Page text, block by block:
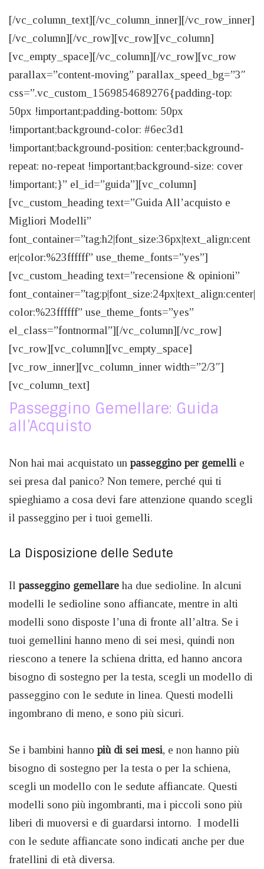
[/vc_column_text][/vc_column_inner][/vc_row_inner]
[/vc_column][/vc_row][vc_row][vc_column]
[vc_empty_space][/vc_column][/vc_row][vc_row
parallax=”content-moving” parallax_speed_bg=”3″
css=”.vc_custom_1569854689276{padding-top:
50px !important;padding-bottom: 50px
!important;background-color: #6ec3d1
!important;background-position: center;background-
repeat: no-repeat !important;background-size: cover
!important;}” el_id=”guida”][vc_column]
[vc_custom_heading text=”Guida All’acquisto e
Migliori Modelli”
font_container=”tag:h2|font_size:36px|text_align:cent
er|color:%23ffffff” use_theme_fonts=”yes”]
[vc_custom_heading text=”recensione & opinioni”
font_container=”tag:p|font_size:24px|text_align:center|
color:%23ffffff” use_theme_fonts=”yes”
el_class=”fontnormal”][/vc_column][/vc_row]
[vc_row][vc_column][vc_empty_space]
[vc_row_inner][vc_column_inner width=”2/3″]
[vc_column_text]
Passeggino Gemellare: Guida
all’Acquisto
Non hai mai acquistato un passeggino per gemelli e
sei presa dal panico? Non temere, perché qui ti
spieghiamo a cosa devi fare attenzione quando scegli
il passeggino per i tuoi gemelli.
La Disposizione delle Sedute
Il passeggino gemellareha due sedioline. In alcuni
modelli le sedioline sono affiancate, mentre in alti
modelli sono disposte l’una di fronte all’altra. Se i
tuoi gemellini hanno meno di sei mesi, quindi non
riescono a tenere la schiena dritta, ed hanno ancora
bisogno di sostegno per la testa, scegli un modello di
passeggino con le sedute in linea. Questi modelli
ingombrano di meno, e sono più sicuri.
Se i bambini hanno più di sei mesi, e non hanno più
bisogno di sostegno per la testa o per la schiena,
scegli un modello con le sedute affiancate. Questi
modelli sono più ingombranti, ma i piccoli sono più
liberi di muoversi e di guardarsi intorno. I modelli
con le sedute affiancate sono indicati anche per due
fratellini di età diversa.